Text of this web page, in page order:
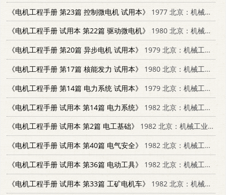
《电机工程手册 第23篇 控制微电机 试用本》 1977 北京：机械工业出版社
《电机工程手册 试用本 第22篇 驱动微电机》
1980 北京：机械工业出版社 15033·4671
《电机工程手册 第20篇 异步电机 试用本》
1979 北京：机械工业出版社
《电机工程手册 第17篇 核能发力 试用本》
1980 北京：机械工业出版社
《电机工程手册 第14篇 电力系统 试用本》
1979 北京：机械工业出版社
《电机工程手册 试用本 第14篇 电力系统》
1982 北京：机械工业出版社 15033·4628
《电机工程手册 试用本 第2篇 电工基础》
1982 北京：机械工业出版社 15033·4477
《电机工程手册 试用本 第40篇 电气安全》
1982 北京：机械工业出版社 15033·4672
《电机工程手册 试用本 第36篇 电动工具》
1982 北京：机械工业出版社 15033·4511
《电机工程手册 试用本 第33篇 工矿电机车》
1982 北京：机械工业出版社 15033·4611